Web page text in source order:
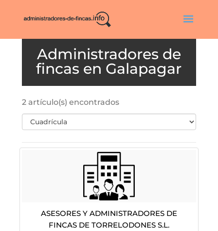
Galapagar
2 artículo(s) encontrados
Asesores Y Administradores De
Fincas De Torrelodones S.L.